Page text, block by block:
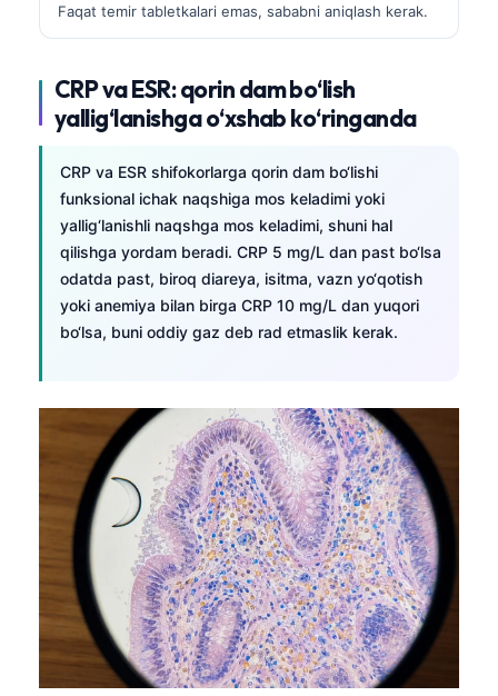
Faqat temir tabletkalari emas, sababni aniqlash kerak.
CRP va ESR: qorin dam bo‘lish
yallig‘lanishga o‘xshab ko‘ringanda
CRP va ESR shifokorlarga qorin dam bo‘lishi
funksional ichak naqshiga mos keladimi yoki
yallig‘lanishli naqshga mos keladimi, shuni hal
qilishga yordam beradi. CRP 5 mg/L dan past bo‘lsa
odatda past, biroq diareya, isitma, vazn yo‘qotish
yoki anemiya bilan birga CRP 10 mg/L dan yuqori
bo‘lsa, buni oddiy gaz deb rad etmaslik kerak.